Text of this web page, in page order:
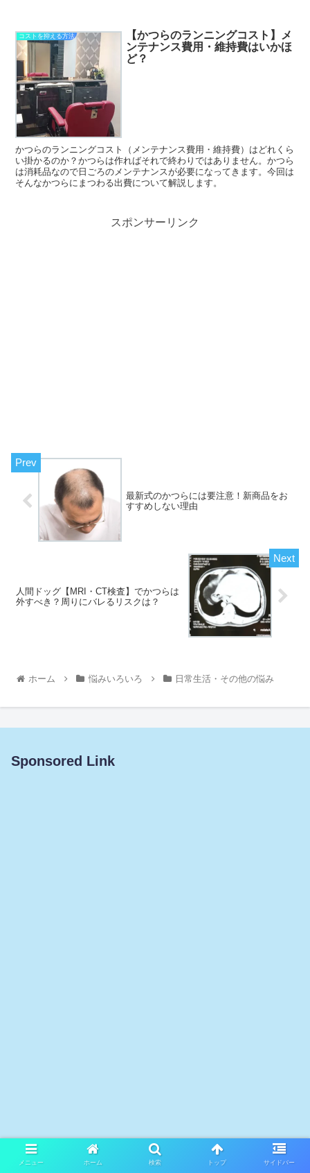
コストを抑える方法
【かつらのランニングコスト】メ
ンテナンス費用・維持費はいかほ
ど？
かつらのランニングコスト（メンテナンス費用・維持費）はどれくら
い掛かるのか？かつらは作ればそれで終わりではありません。かつら
は消耗品なので日ごろのメンテナンスが必要になってきます。今回は
そんなかつらにまつわる出費について解説します。
スポンサーリンク
最新式のかつらには要注意！新商品をお
すすめしない理由
人間ドッグ【MRI・CT検査】でかつらは
外すべき？周りにバレるリスクは？
ホーム 悩みいろいろ 日常生活・その他の悩み
Sponsored Link
メニュー ホーム 検索 トップ サイドバー